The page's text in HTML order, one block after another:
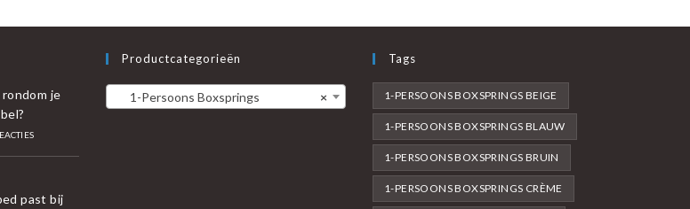
je
past bij
Productcategorieën
×
1-Persoons Boxsprings
Tags
1-PERSOONS BOXSPRINGS BEIGE
1-PERSOONS BOXSPRINGS BLAUW
1-PERSOONS BOXSPRINGS BRUIN
1-PERSOONS BOXSPRINGS CRÈME